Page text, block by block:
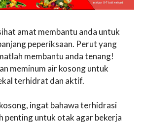
amat membantu anda untuk
peperiksaan. Perut yang
membantu anda tenang!
meminum air kosong untuk
terhidrat dan aktif.
ingat bahawa terhidrasi
penting untuk otak agar bekerja